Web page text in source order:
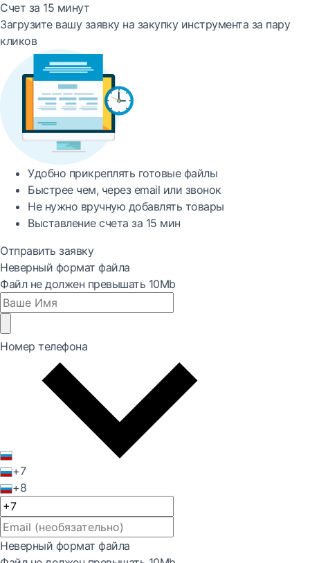
Счет за 15 минут
Загрузите вашу заявку на закупку инструмента за пару
кликов
Удобно прикреплять готовые файлы
Быстреечем, через email или звонок
Не нужно вручную добавлять товары
Выставление счета за 15 мин
Отправить заявку
Неверный формат файла
Файл не должен превышать 10Mb
Номер телефона
+7
+8
Неверный формат файла